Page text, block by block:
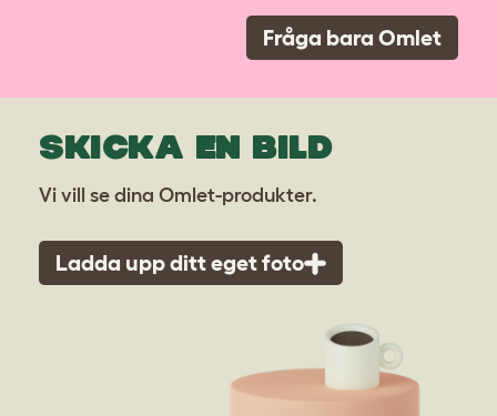
Fråga bara Omlet
SKICKA EN BILD
Vi vill se dina Omlet-produkter.
Ladda upp ditt eget foto